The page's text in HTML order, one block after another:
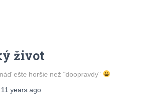
život
ešte horšie než "doopravdy"
11 years ago